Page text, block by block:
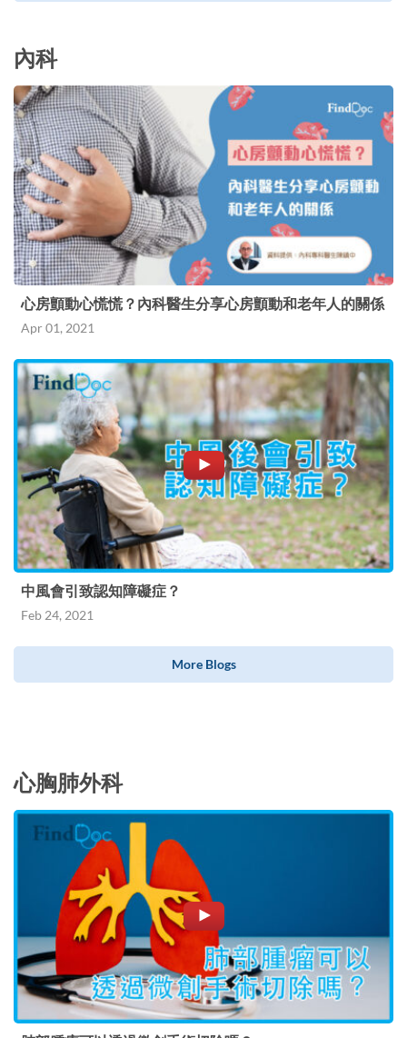
內科
心房顫動心慌慌？內科醫生分享心房顫動和老年人的關係
Apr 01, 2021
中風會引致認知障礙症？
Feb 24, 2021
More Blogs
心胸肺外科